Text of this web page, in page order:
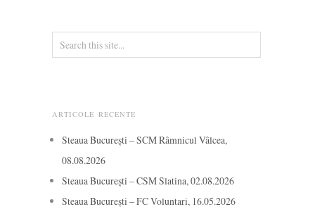
ARTICOLE RECENTE
Steaua București – SCM Râmnicul Vâlcea,
08.08.2026
Steaua București – CSM Slatina, 02.08.2026
Steaua București – FC Voluntari, 16.05.2026